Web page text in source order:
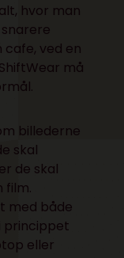
hvor man
cafe, ved en
må
billederne
skal
de skal
film.
med både
princippet
eller